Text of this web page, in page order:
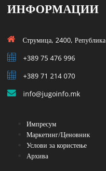
ИНФОРМАЦИИ
Струмица, 2400,
+389 75 476 996
+389 71 214 070
info@jugoinfo.mk
Импресум
Маркетинг/Ценовник
Услови за користење
Архива